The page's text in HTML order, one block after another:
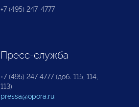
+7 (495) 247-4777
Пресс-служба
+7 (495) 247 4777 (доб. 115, 114,
113)
pressa@opora.ru